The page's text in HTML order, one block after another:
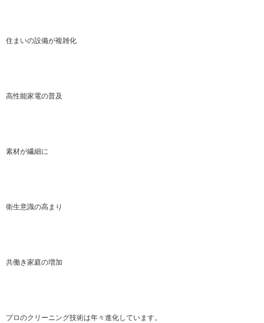
住まいの設備が複雑化
高性能家電の普及
素材が繊細に
衛生意識の高まり
共働き家庭の増加
プロのクリーニング技術は年々進化しています。